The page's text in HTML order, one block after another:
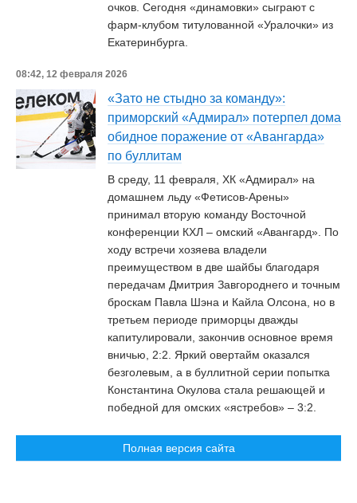
очков. Сегодня «динамовки» сыграют с
фарм-клубом титулованной «Уралочки» из
Екатеринбурга.
08:42, 12 февраля 2026
«Зато не стыдно за команду»:
приморский «Адмирал» потерпел дома
обидное поражение от «Авангарда»
по буллитам
В среду, 11 февраля, ХК «Адмирал» на
домашнем льду «Фетисов-Арены»
принимал вторую команду Восточной
конференции КХЛ – омский «Авангард». По
ходу встречи хозяева владели
преимуществом в две шайбы благодаря
передачам Дмитрия Завгороднего и точным
броскам Павла Шэна и Кайла Олсона, но в
третьем периоде приморцы дважды
капитулировали, закончив основное время
вничью, 2:2. Яркий овертайм оказался
безголевым, а в буллитной серии попытка
Константина Окулова стала решающей и
победной для омских «ястребов» – 3:2.
Полная версия сайта